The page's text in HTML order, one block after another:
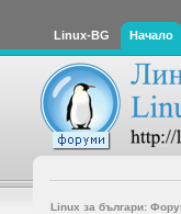
Linux-BG Начало
Linux за българи: